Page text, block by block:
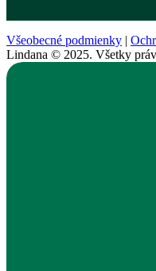
Všeobecné podmienky |
Lindana © 2025. Všetky